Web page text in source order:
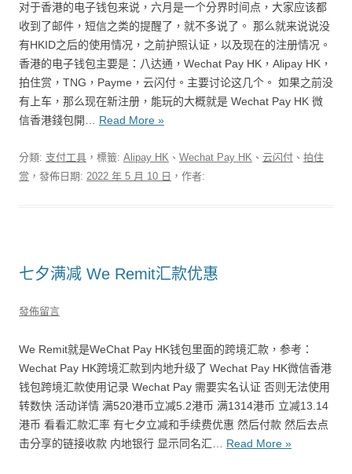
对于香港的电子钱包来说，六月是一个分界时间点，大家应该都
收到了邮件，短信之类的提醒了，就不多说了。 那么就来说说没
有HKID之后的使用情况，之前护照认证，以及现在的注册情况。
香港的电子钱包主要是：八达通，Wechat Pay HK，Alipay HK，
拍住赏，TNG，Payme，云闪付。主要讨论这几个。 如果之前没
有上车，那么现在新注册，能玩的大概就是 Wechat Pay HK 微
信香港錢包開… Read More »
分類: 支付工具 ，標籤: Alipay HK 、 Wechat Pay HK 、 云闪付 、 拍住
赏 ，發佈日期: 2022 年 5 月 10 日 ，作者:
七夕满减 We Remit汇款优惠
發佈留言
We Remit就是WeChat Pay HK钱包里面的跨境汇款，参考：
Wechat Pay HK跨境汇款到内地升级了 Wechat Pay HK微信香港
钱包跨境汇款使用记录 Wechat Pay 需要实名认证 否则无法使用
转数快 活动详情 满520港币立减5.2港币 满1314港币 立减13.14
港币 看看汇款汇率 有七夕立减和手续费优惠 然后付款 然后去点
击分享的链接收款 内地银行 显示同名汇… Read More »